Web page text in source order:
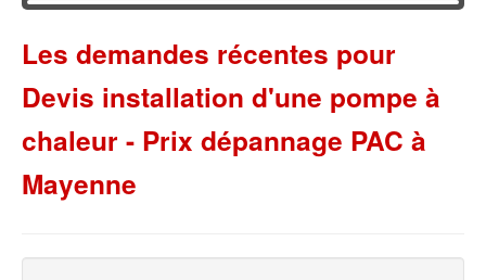
Les demandes récentes pour
Devis installation d'une pompe à
chaleur - Prix dépannage PAC à
Mayenne